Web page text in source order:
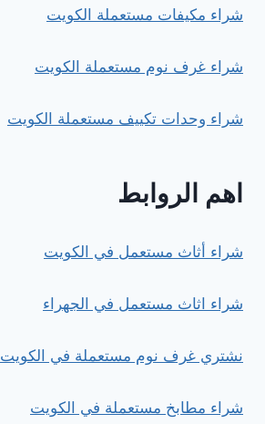
شراء مكيفات مستعملة الكويت
شراء غرف نوم مستعملة الكويت
شراء وحدات تكييف مستعملة الكويت
اهم الروابط
شراء أثاث مستعمل في الكويت
شراء اثاث مستعمل في الجهراء
نشتري غرف نوم مستعملة في الكويت
شراء مطابخ مستعملة في الكويت